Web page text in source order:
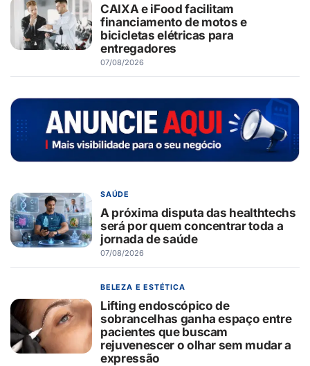
CAIXA e iFood facilitam
financiamento de motos e
bicicletas elétricas para
entregadores
07/08/2026
SAÚDE
A próxima disputa das healthtechs
será por quem concentrar toda a
jornada de saúde
07/08/2026
BELEZA E ESTÉTICA
Lifting endoscópico de
sobrancelhas ganha espaço entre
pacientes que buscam
rejuvenescer o olhar sem mudar a
expressão